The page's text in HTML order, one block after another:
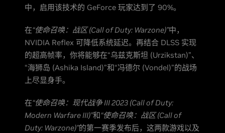
中，启用该技术的 GeForce 玩家达到了 90%。
在“使命召唤：战区 (Call of Duty: Warzone)”中，
NVIDIA Reflex 可降低系统延迟。再结合 DLSS 实现
的超高帧率，你将能够在“乌兹克斯坦 (Urzikstan)”、
“海狮岛 (Ashika Island)”和“冯德尔 (Vondel)”的战场
上尽显身手。
在“使命召唤：现代战争 III 2023 (Call of Duty:
Modern Warfare III)”和“使命召唤：战区 (Call of
Duty: Warzone)”的第一赛季发布后，这两款游戏以及